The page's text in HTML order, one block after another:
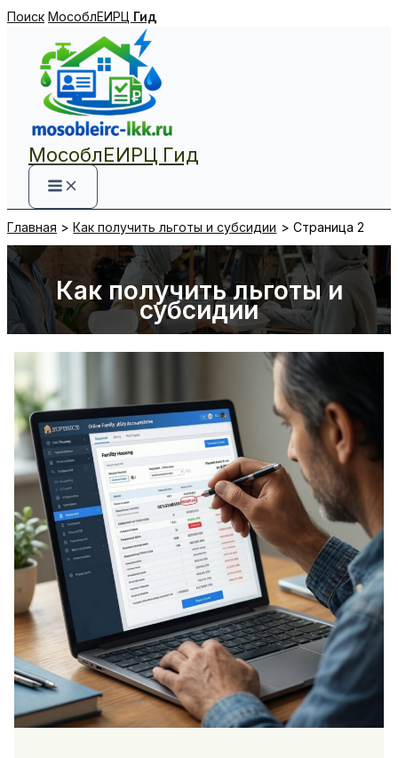
Перейти
содержимому
Поиск МособлЕИРЦ Гид
МособлЕИРЦ Гид
Главная Как получить льготы и субсидии Страница 2
Как получить льготы и
субсидии